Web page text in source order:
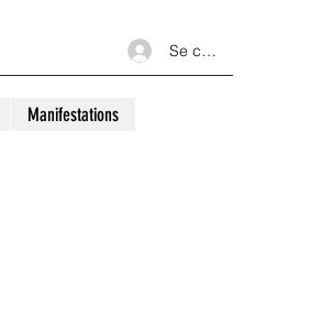
Se connecter
Manifestations